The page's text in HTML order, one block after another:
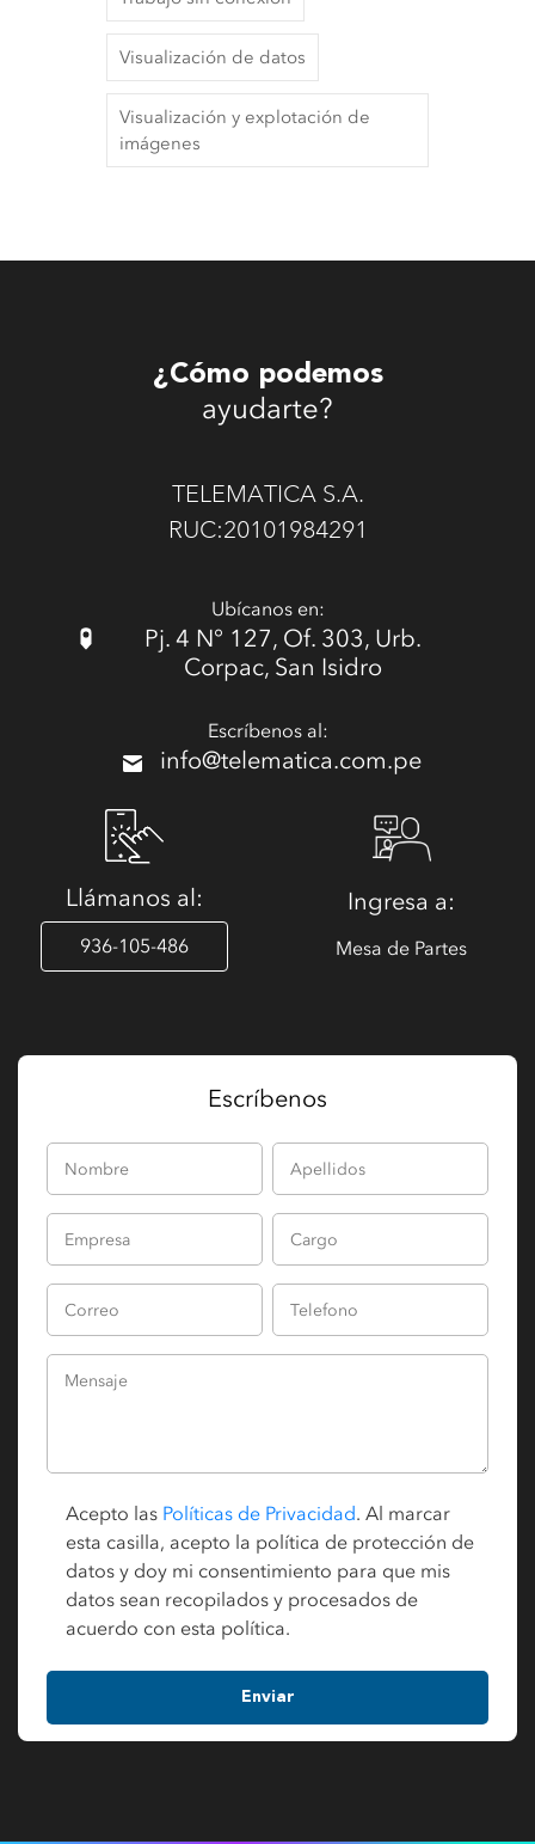
Visualización de datos
Visualización y explotación de
imágenes
¿Cómo podemos
ayudarte?
TELEMATICA S.A.
RUC:20101984291
Ubícanos en:
Pj. 4 N° 127, Of. 303, Urb.
Corpac, San Isidro
Escríbenos al:
info@telematica.com.pe
Llámanos al:
936-105-486
Ingresa a:
Mesa de Partes
Escríbenos
Acepto las Políticas de Privacidad. Al marcar
esta casilla, acepto la política de protección de
datos y doy mi consentimiento para que mis
datos sean recopilados y procesados de
acuerdo con esta política.